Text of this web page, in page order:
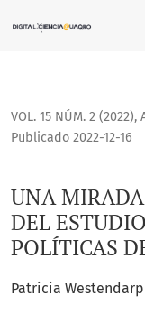
UNA MIRADA
VOL. 15 NÚM. 2 (2022),
UNA
DEL
POLÍTICAS
Publicado 2022-12-16
Patricia